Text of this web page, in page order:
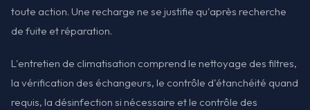
toute action. Une recharge ne se justifie qu'après recherche
de fuite et réparation.
L'entretien de climatisation comprend le nettoyage des filtres,
la vérification des échangeurs, le contrôle d'étanchéité quand
requis, la désinfection si nécessaire et le contrôle des